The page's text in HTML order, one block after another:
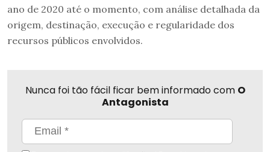
ano de 2020 até o momento, com análise detalhada da
origem, destinação, execução e regularidade dos
recursos públicos envolvidos.
Nunca foi tão fácil ficar bem informado com O
Antagonista